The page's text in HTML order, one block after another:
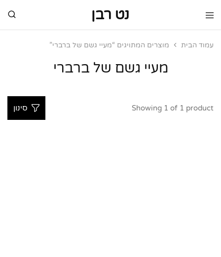
נט רבן
נט
מותגי
מותגי
עמוד הבית מוצרים המתויגים “מעיי גשם של ברברי”
מעיי גשם של ברברי
Showing 1 of 1 product